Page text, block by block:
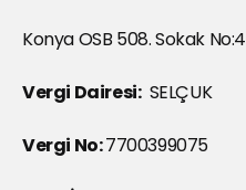
Konya OSB 508. Sokak
Vergi Dairesi:SELÇUK
Vergi No:7700399075